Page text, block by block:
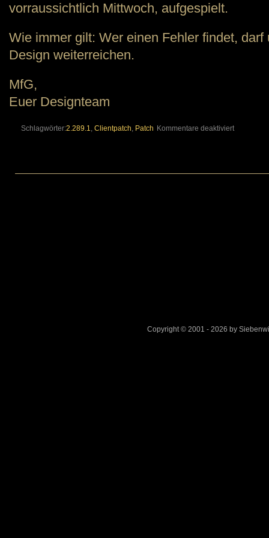
vorraussichtlich Mittwoch, aufgespielt.
Wie immer gilt: Wer einen Fehler findet,
Design weiterreichen.
MfG,
Euer Designteam
Schlagwörter:2.289.1, Clientpatch, Patch Kommentare deaktiviertfür
Copyright © 2001 - 2026 by